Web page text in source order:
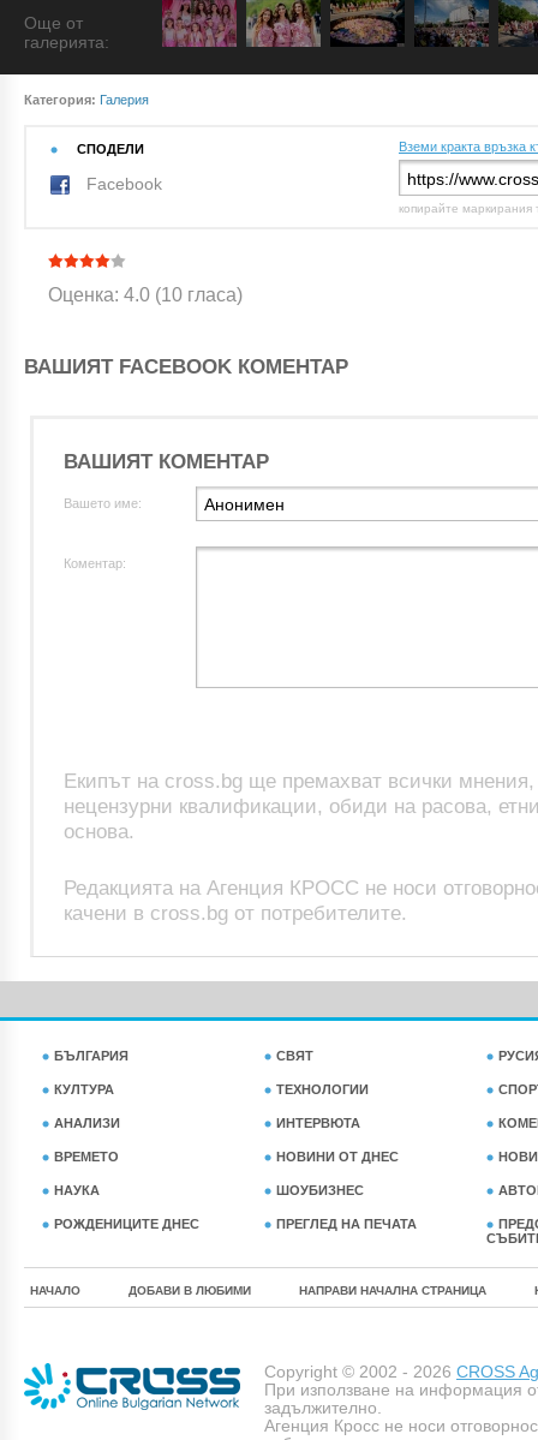
Още от
галерията:
Категория: Галерия
СПОДЕЛИ
Facebook
Вземи кракта връзка
копирайте маркирания
Оценка: 4.0 (10 гласа)
ВАШИЯТ FACEBOOK КОМЕНТАР
ВАШИЯТ КОМЕНТАР
Вашето име:
Коментар:
Екипът на cross.bg ще премахват всички
нецензурни квалификации, обиди на расова,
основа.
Редакцията на Агенция КРОСС не носи
качени в cross.bg от потребителите.
БЪЛГАРИЯ СВЯТ
КУЛТУРА ТЕХНОЛОГИИ
АНАЛИЗИ ИНТЕРВЮТА
ВРЕМЕТО НОВИНИ ОТ ДНЕС
НАУКА ШОУБИЗНЕС
РОЖДЕНИЦИТЕ ДНЕС ПРЕГЛЕД НА ПЕЧАТА
НАЧАЛО ДОБАВИ В ЛЮБИМИ НАПРАВИ НАЧАЛНА СТРАНИЦА
Copyright © 2002 - 2026 CROSS
При използване на информация
задължително.
Агенция Кросс не носи